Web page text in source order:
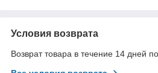
Условия возврата
Возврат товара в течение 14 дней